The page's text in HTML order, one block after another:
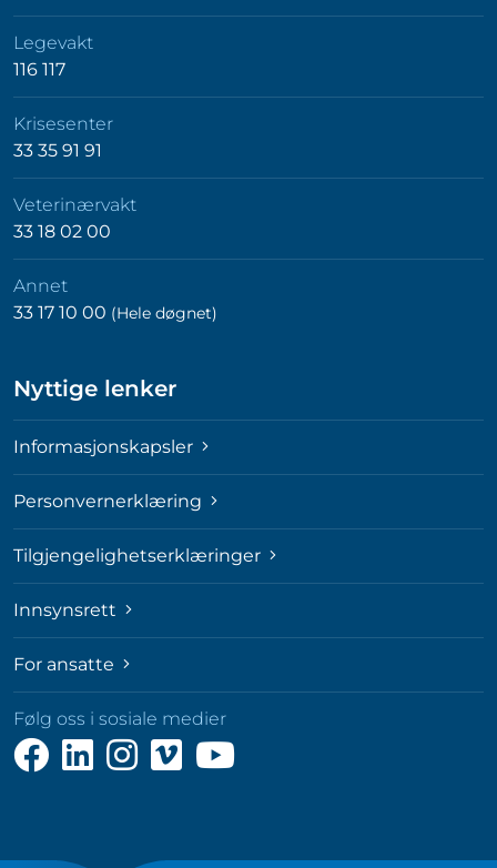
Legevakt
116 117
Krisesenter
33 35 91 91
Veterinærvakt
33 18 02 00
Annet
33 17 10 00 (Hele døgnet)
Nyttige lenker
Informasjonskapsler
Personvernerklæring
Tilgjengelighetserklæringer
Innsynsrett
For ansatte
Følg oss i sosiale medier
Følg
oss
Følg
oss
Følg
oss
Følg
oss
Følg
oss